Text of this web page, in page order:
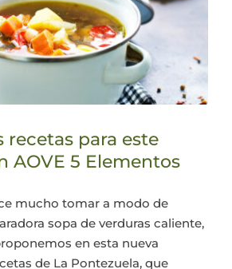
recetas para este
AOVE 5 Elementos
mucho tomar a modo de
sopa de verduras caliente,
en esta nueva
de La Pontezuela, que